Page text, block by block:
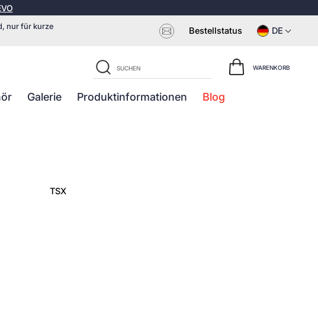
nur für kurze
Bestellstatus DE
WARENKORB
Galerie Produktinformationen Blog
TSX